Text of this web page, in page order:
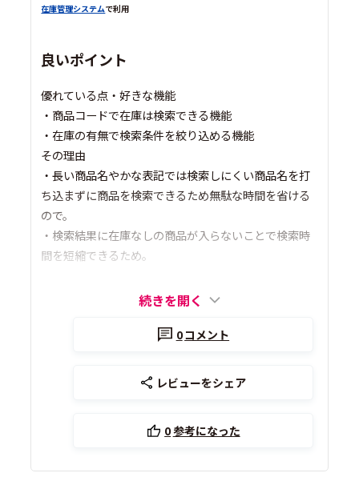
在庫管理システムで利用
良いポイント
優れている点・好きな機能
・商品コードで在庫は検索できる機能
・在庫の有無で検索条件を絞り込める機能
その理由
・長い商品名やかな表記では検索しにくい商品名を打
ち込まずに商品を検索できるため無駄な時間を省ける
ので。
・検索結果に在庫なしの商品が入らないことで検索時
間を短縮できるため。
続きを開く
0コメント
レビューをシェア
0参考になった